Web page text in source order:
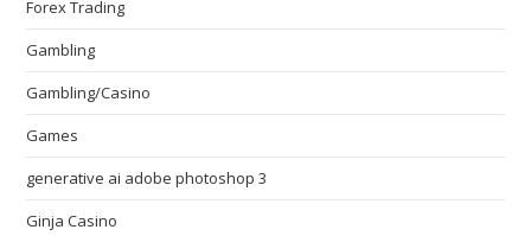
Forex Trading
Gambling
Gambling/Casino
Games
generative ai adobe photoshop 3
Ginja Casino